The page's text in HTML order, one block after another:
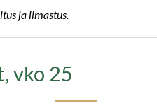
ja ilmastus.
vko 25